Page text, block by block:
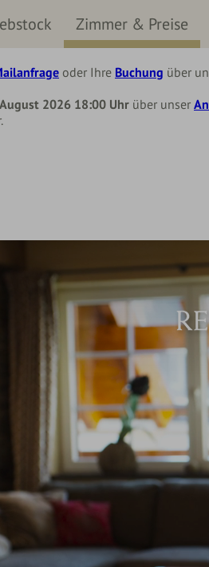
Hotel und Restaurant
oder Ihre Buchung über
2026 18:00 Uhr über unser
Zimmer & Preise